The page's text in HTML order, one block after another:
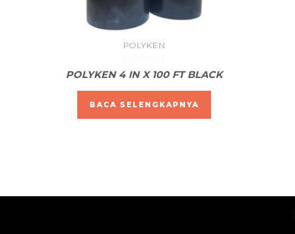
POLYKEN
Dinilai
0
POLYKEN 4 IN X 100 FT BLACK
BACA SELENGKAPNYA